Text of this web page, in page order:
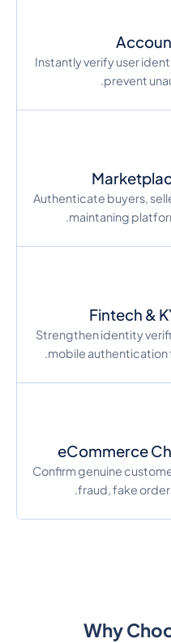
Instantly verify user
prevent
Authenticate buyers,
maintaning
Fintech &
Strengthen identity
mobile authentication
eCommerce
Confirm genuine
fraud, fake
Why